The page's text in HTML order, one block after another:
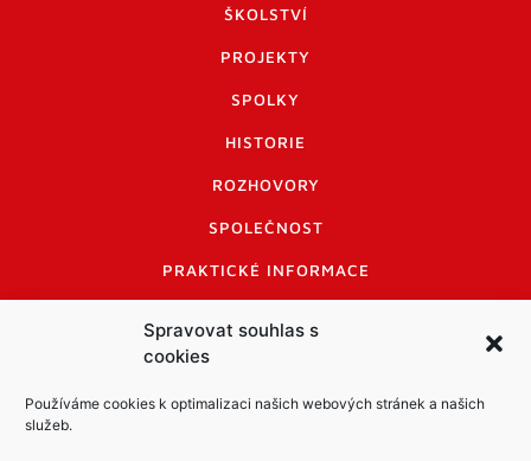
Spravovat souhlas s
cookies
Používáme cookies k optimalizaci našich webových stránek a našich
služeb.
ŠKOLSTVÍ
PROJEKTY
SPOLKY
HISTORIE
ROZHOVORY
SPOLEČNOST
PRAKTICKÉ INFORMACE
INFORMACE A KODEX DISKUTUJÍCÍCH
LOGO A LOGO MANUÁL